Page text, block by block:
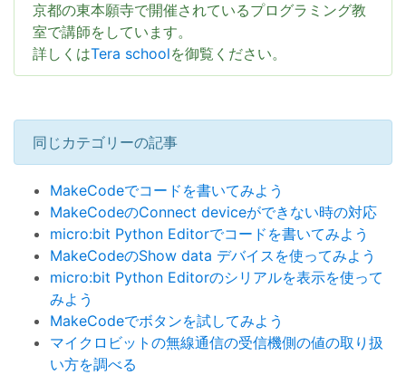
京都の東本願寺で開催されているプログラミング教
室で講師をしています。
詳しくはTera schoolを御覧ください。
同じカテゴリーの記事
MakeCodeでコードを書いてみよう
MakeCodeのConnect deviceができない時の対応
micro:bit Python Editorでコードを書いてみよう
MakeCodeのShow data デバイスを使ってみよう
micro:bit Python Editorのシリアルを表示を使って
みよう
MakeCodeでボタンを試してみよう
マイクロビットの無線通信の受信機側の値の取り扱
い方を調べる